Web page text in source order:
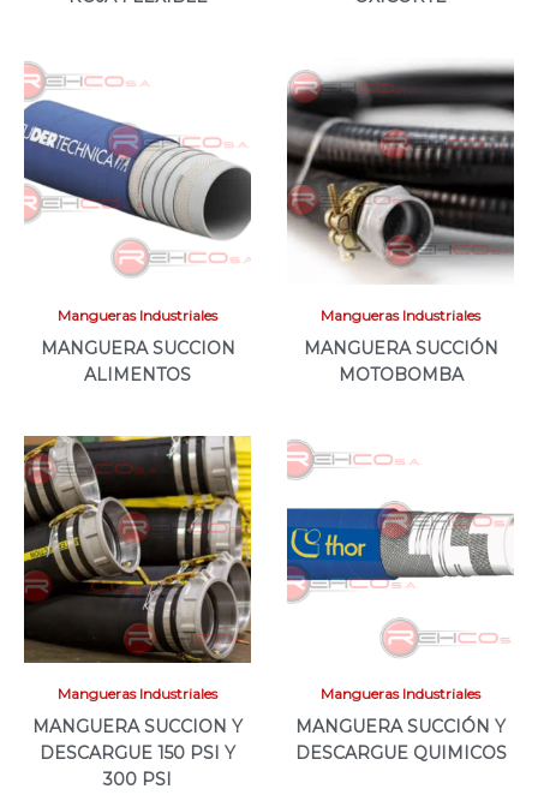
Mangueras Industriales
MANGUERA SUCCION
ALIMENTOS
Mangueras Industriales
MANGUERA SUCCIÓN
MOTOBOMBA
Mangueras Industriales
MANGUERA SUCCION Y
DESCARGUE 150 PSI Y
300 PSI
Mangueras Industriales
MANGUERA SUCCIÓN Y
DESCARGUE QUIMICOS